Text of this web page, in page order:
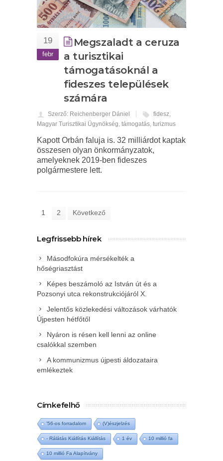
19
febr
Megszaladt a ceruza
a turisztikai
támogatásoknál a
fideszes települések
számára
Szerző: Reichenberger Dániel fidesz,
Magyar Turisztikai Ügynökség, támogatás, turizmus
Kapott Orbán faluja is. 32 milliárdot kaptak
összesen olyan önkormányzatok,
amelyeknek 2019-ben fideszes
polgármestere lett.
1 2 Következő
Legfrissebb hírek
Másodfokúra mérsékelték a
hőségriasztást
Képes beszámoló az István út és a
Pozsonyi utca rekonstrukciójáról X.
Jelentős közlekedési változások várhatók
Újpesten hétfőtől
Nyáron is résen kell lenni az online
csalókkal szemben
A kommunizmus újpesti áldozataira
emlékeztek
Címkefelhő
'56-os forradalom (V)észjelzés
- Rálátás Kiállítás Kiállítás 1 év 10 millió fa
10 millió Fa Alapítvány